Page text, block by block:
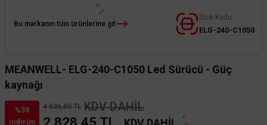
Bu markanın tüm ürünlerine git
Stok Kodu
ELG-240-C1050
MEANWELL- ELG-240-C1050 Led Sürücü - Güç
kaynağı
%39
indirim
4.636,80 TL KDV DAHİL